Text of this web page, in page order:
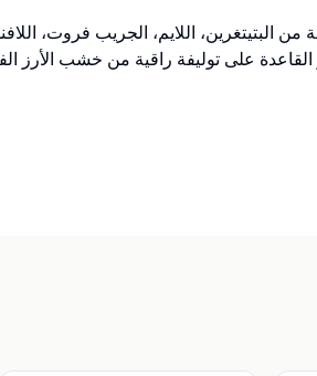
من البتيتغرين، اللايم، الجريب
القاعدة على توليفة راقية من خشب الأرز